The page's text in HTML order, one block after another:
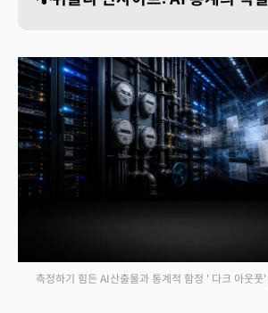
측정하기 힘든 AI산출물과 통계적 함정 ' 다크 아웃풋'